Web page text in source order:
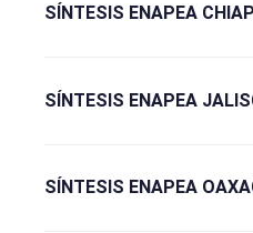
SÍNTESIS ENAPEA
SÍNTESIS ENAPEA
SÍNTESIS ENAPEA